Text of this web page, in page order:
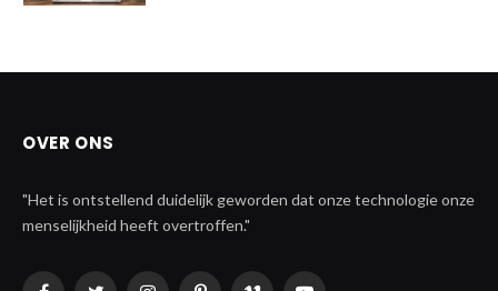
OVER ONS
"Het is ontstellend duidelijk geworden dat onze technologie onze
menselijkheid heeft overtroffen."